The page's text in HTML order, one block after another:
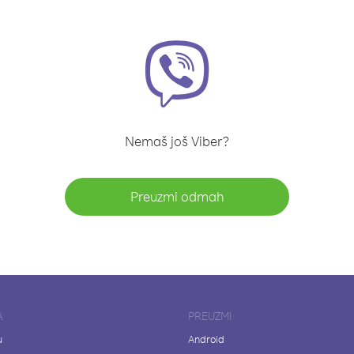
Nemaš još Viber?
Preuzmi odmah
PREUZMI
Android